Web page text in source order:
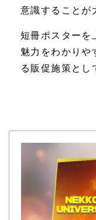
意識することが
短冊ポスターを
魅力をわかりや
る販促施策とし